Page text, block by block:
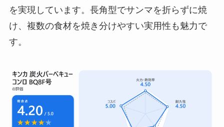
を実現しています。長角型でサンマを折らずに焼
け、複数の食材を焼き分けやすい実用性も魅力で
す。